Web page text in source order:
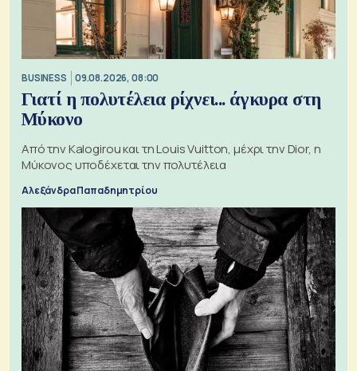
BUSINESS 09.08.2026, 08:00
Γιατί η πολυτέλεια ρίχνει... άγκυρα στη
Μύκονο
Από την Kalogirou και τη Louis Vuitton, μέχρι την Dior, η
Μύκονος υποδέχεται την πολυτέλεια
Αλεξάνδρα Παπαδημητρίου